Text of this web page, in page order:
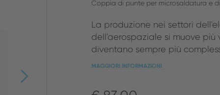
Coppia di punte per microsaldatura e
La produzione nei settori
dell'aerospaziale si muove
diventano sempre più
MAGGIORI INFORMAZIONI